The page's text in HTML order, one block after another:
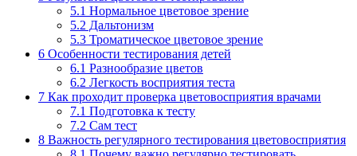
5.1 Нормальное цветовое зрение
5.2 Дальтонизм
5.3 Троматическое цветовое зрение
6 Особенности тестирования детей
6.1 Разнообразие цветов
6.2 Легкость восприятия теста
7 Как проходит проверка цветовосприятия врачами
7.1 Подготовка к тесту
7.2 Сам тест
8 Важность регулярного тестирования цветовосприятия